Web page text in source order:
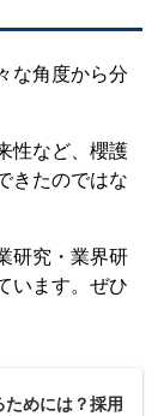
な角度から分
性など、櫻護
きたのではな
研究・業界研
います。ぜひ
ためには？採用